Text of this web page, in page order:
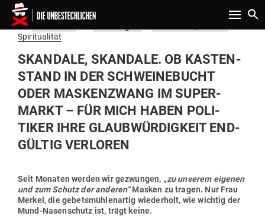
Toggle
Am
am
Spiritualität
SKANDALE, SKANDALE. OB KAS­TEN­
STAND IN DER SCHWEI­NE­BUCHT
ODER MAS­KEN­ZWANG IM SUPER­
MARKT – FÜR MICH HABEN POLI­
TIKER IHRE GLAUB­WÜR­DIGKEIT END­
GÜLTIG VERLOREN
Seit Monaten werden wir gezwungen, „zu unserem eigenen
und zum Schutz der anderen“Masken zu tragen. Nur Frau
Merkel, die gebets­müh­len­artig wie­derholt, wie wichtig der
Mund-Nasen­schutz ist, trägt keine.